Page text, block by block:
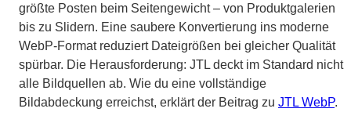
größte Posten beim Seitengewicht – von Produktgalerien
bis zu Slidern. Eine saubere Konvertierung ins moderne
WebP-Format reduziert Dateigrößen bei gleicher Qualität
spürbar. Die Herausforderung: JTL deckt im Standard nicht
alle Bildquellen ab. Wie du eine vollständige
Bildabdeckung erreichst, erklärt der Beitrag zu JTL WebP.